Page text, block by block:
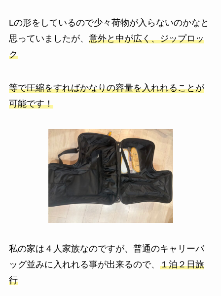
Lの形をしているので少々 荷物が入らないのかな と
思っていましたが、 意外と中が広く、ジップロッ
ク
等で圧縮をすればかなりの容量を入れれることが
可能です！
私の家は４人家族なのですが、普通のキャリーバ
ッグ並みに入れれる事が出来るので、 １泊２日旅
行